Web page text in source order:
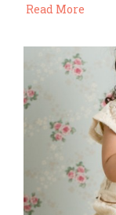
Read More